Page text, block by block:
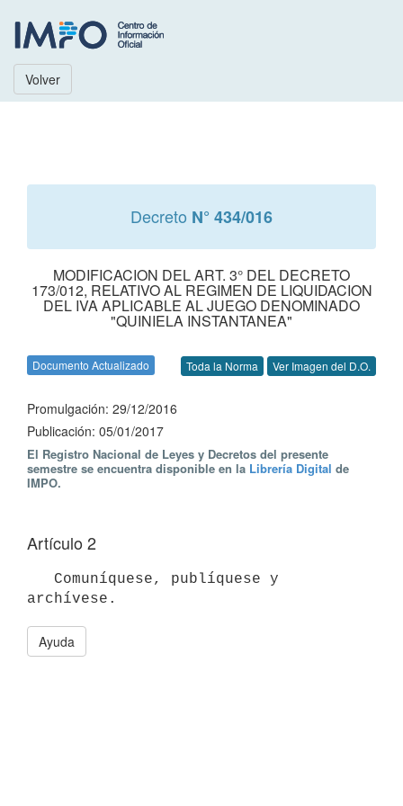
Volver
Decreto N° 434/016
MODIFICACION DEL ART. 3° DEL DECRETO
173/012, RELATIVO AL REGIMEN DE LIQUIDACION
DEL IVA APLICABLE AL JUEGO DENOMINADO
"QUINIELA INSTANTANEA"
Documento Actualizado Toda la Norma Ver Imagen del D.O.
Promulgación: 29/12/2016
Publicación: 05/01/2017
El Registro Nacional de Leyes y Decretos del presente
semestre se encuentra disponible en la Librería Digital de
IMPO.
Artículo 2
Ayuda